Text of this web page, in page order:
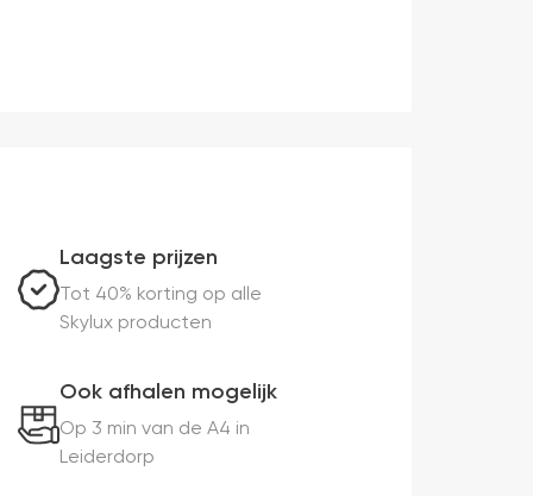
Laagste prijzen
Tot 40% korting op alle
Skylux producten
Ook afhalen mogelijk
Op 3 min van de A4 in
Leiderdorp